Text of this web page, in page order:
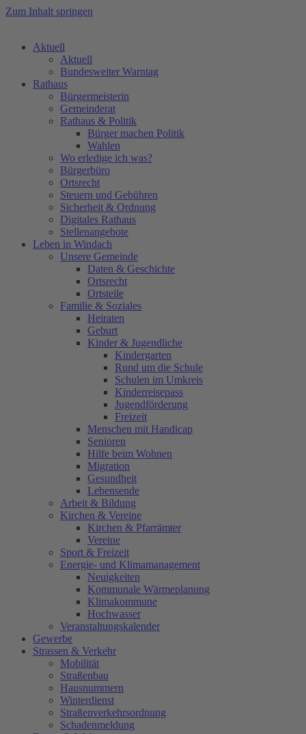
Zum Inhalt springen
Aktuell
Aktuell
Bundesweiter Warntag
Rathaus
Bürgermeisterin
Gemeinderat
Rathaus & Politik
Bürger machen Politik
Wahlen
Wo erledige ich was?
Bürgerbüro
Ortsrecht
Steuern und Gebühren
Sicherheit & Ordnung
Digitales Rathaus
Stellenangebote
Leben in Windach
Unsere Gemeinde
Daten & Geschichte
Ortsrecht
Ortsteile
Familie & Soziales
Heiraten
Geburt
Kinder & Jugendliche
Kindergarten
Rund um die Schule
Schulen im Umkreis
Kinderreisepass
Jugendförderung
Freizeit
Menschen mit Handicap
Senioren
Hilfe beim Wohnen
Migration
Gesundheit
Lebensende
Arbeit & Bildung
Kirchen & Vereine
Kirchen & Pfarrämter
Vereine
Sport & Freizeit
Energie- und Klimamanagement
Neuigkeiten
Kommunale Wärmeplanung
Klimakommune
Hochwasser
Veranstaltungskalender
Gewerbe
Strassen & Verkehr
Mobilität
Straßenbau
Hausnummern
Winterdienst
Straßenverkehrsordnung
Schadenmeldung